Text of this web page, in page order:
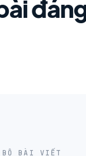
BỘ BÀI VIẾT